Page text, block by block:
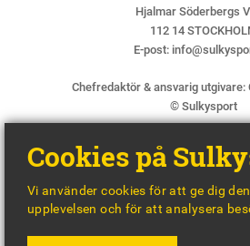
Hjalmar Söderbergs
112 14
E-post:
Chefredaktör & ansvarig utgivare:
© Sulkysport
BY
Cookies på
Vi använder cookies för att ge dig
upplevelsen och för att analysera